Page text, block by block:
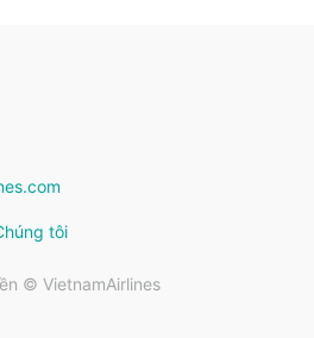
tôi
© VietnamAirlines